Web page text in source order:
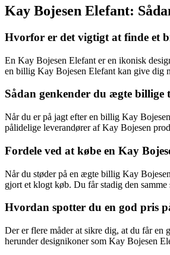
Kay Bojesen Elefant:
Hvorfor er det vigtigt at finde et
En Kay Bojesen Elefant er en ikonisk
en billig Kay Bojesen Elefant kan give dig
Sådan genkender du ægte
Når du er på jagt efter en billig Kay
pålidelige leverandører af Kay Bojesen
Fordele ved at købe en Kay
Når du støder på en ægte billig Kay
gjort et klogt køb. Du får stadig den
Hvordan spotter du en god pris
Der er flere måder at sikre dig, at du får en
herunder designikoner som Kay Bojesen